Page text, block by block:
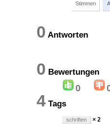
Stimmen
0
0
0
4 Tags
schriften × 2